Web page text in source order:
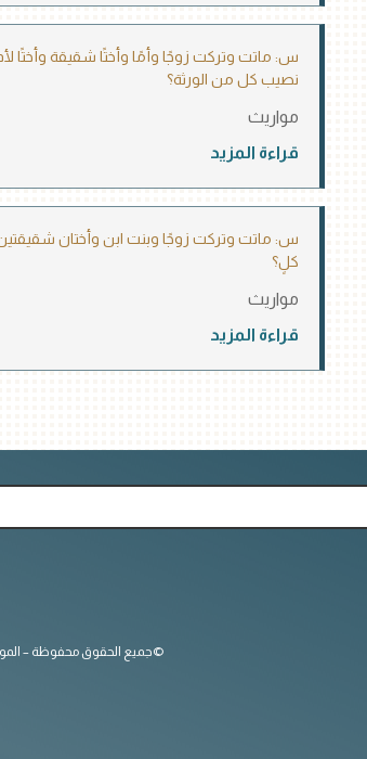
نصيب كل من الورثة؟
مواريث
قراءة المزيد
س: ماتت وتركت زوجًا وبنت ابن وأختان
كلٍ؟
مواريث
قراءة المزيد
©جميع الحقوق محفوظة –